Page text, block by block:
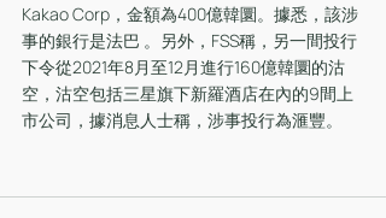
Kakao Corp，金額為400億韓圜。據悉，該涉
事的銀行是法巴 。另外，FSS稱，另一間投行
下令從2021年8月至12月進行160億韓圜的沽
空，沽空包括三星旗下新羅酒店在內的9間上
市公司，據消息人士稱，涉事投行為滙豐。